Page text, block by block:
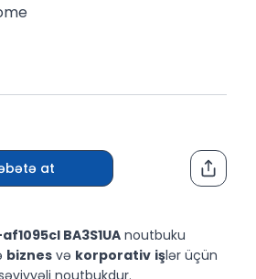
at
BA3S1UA noutbuku
biznes və korporativ işlər üçün
noutbukdur.